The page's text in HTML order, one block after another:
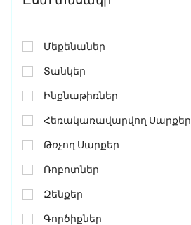
Մեքենաներ
Տանկեր
Ինքնաթիռներ
Հեռակառավարվող Սարքեր
Թռչող Սարքեր
Ռոբոտներ
Զենքեր
Գործիքներ